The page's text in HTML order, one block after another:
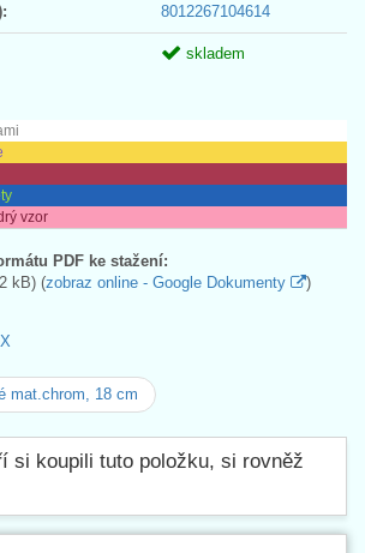
8012267104614
skladem
vzor
PDF ke stažení:
kB) (zobraz online - Google Dokumenty )
mat.chrom, 18 cm
si koupili tuto položku, si rovněž